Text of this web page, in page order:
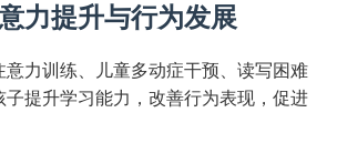
力提升与行为发展
意力训练、儿童多动症干预、读写困难
子提升学习能力，改善行为表现，促进